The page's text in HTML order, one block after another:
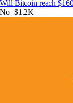
Will Bitcoin reach
No+$1.2K